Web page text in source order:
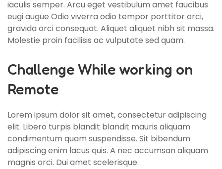
iaculis semper. Arcu eget vestibulum amet faucibus
eugi augue Odio viverra odio tempor porttitor orci,
gravida orci consequat. Aliquet aliquet nibh sit massa.
Molestie proin facilisis ac vulputate sed quam.
Challenge While working on
Remote
Lorem ipsum dolor sit amet, consectetur adipiscing
elit. Libero turpis blandit blandit mauris aliquam
condimentum quam suspendisse. Sit bibendum
adipiscing enim lacus quis. A nec accumsan aliquam
magnis orci. Dui amet scelerisque.